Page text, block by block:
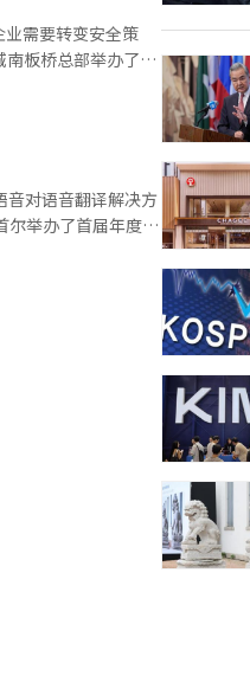
业需要转变安全策
板桥总部举办了主
胁案例和应对方
或进行进一步攻
点是长期逃避检
数据删除等二次攻
网络钓鱼的可信
的保护机制，获取
单靠现有的安全方
漏洞。由于AI模型
音对语音翻译解决方
尔举办了首届年度客
布地，显示了其
之亦然，确保多语
通过移动应用和网
研讨会和培训环